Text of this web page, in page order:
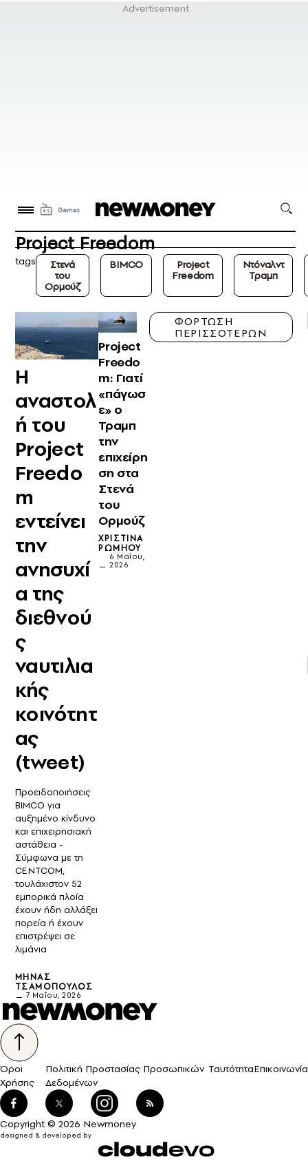
Project Freedom
tags
Στενά
του
Ορμούζ
BIMCO
Project
Freedom
Ντόναλντ
Τραμπ
Η
αναστολ
ή του
Project
Freedo
m
εντείνει
την
ανησυχί
α της
διεθνού
ς
ναυτιλια
κής
κοινότητ
ας
(tweet)
Προειδοποιήσεις
BIMCO για
αυξημένο κίνδυνο
και επιχειρησιακή
αστάθεια -
Σύμφωνα με τη
CENTCOM,
τουλάχιστον 52
εμπορικά πλοία
έχουν ήδη αλλάξει
πορεία ή έχουν
επιστρέψει σε
λιμάνια
ΜΗΝΆΣ
ΤΣΑΜΌΠΟΥΛΟΣ
7 Μαΐου, 2026
Project
Freedo
m: Γιατί
«πάγωσ
ε» ο
Τραμπ
την
επιχείρη
ση στα
Στενά
του
Ορμούζ
ΧΡΙΣΤΊΝΑ
ΡΩΜΗΟΎ
6 Μαΐου,
2026
ΦΟΡΤΩΣΗ
ΠΕΡΙΣΣΟΤΕΡΩΝ
Όροι
Χρήσης
Πολιτική Προστασίας Προσωπικών
Δεδομένων
ΤαυτότηταΕπικοινωνία
Copyright © 2026 Newmoney
designed & developed by